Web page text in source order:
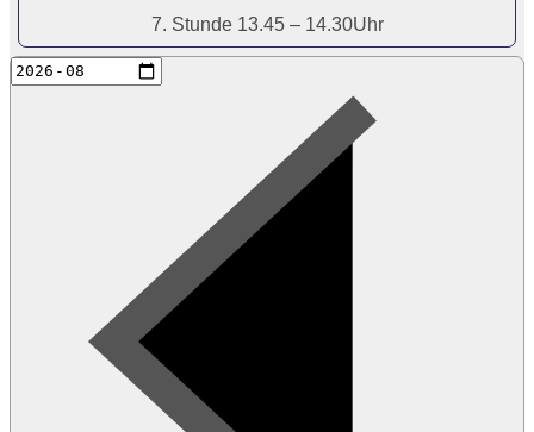
7. Stunde 13.45 – 14.30Uhr